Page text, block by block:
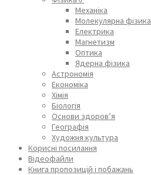
Механіка
Молекулярна фізика
Електрика
Магнетизм
Оптика
Ядерна фізика
Астрономія
Економіка
Хімія
Біологія
Основи здоров’я
Географія
Художня культура
Корисні посилання
Відеофайли
Книга пропозицій і побажань